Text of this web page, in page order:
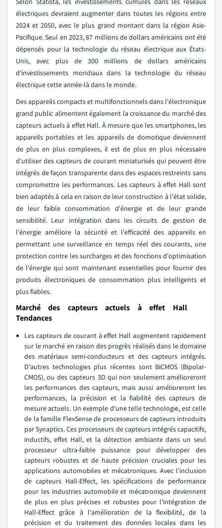
électriques devraient augmenter dans toutes les régions entre
2024 et 2050, avec le plus grand montant dans la région Asie-
Pacifique. Seul en 2023, 87 millions de dollars américains ont été
dépensés pour la technologie du réseau électrique aux États-
Unis, avec plus de 300 millions de dollars américains
d'investissements mondiaux dans la technologie du réseau
électrique cette année-là dans le monde.
Des appareils compacts et multifonctionnels dans l'électronique
grand public alimentent également la croissance du marché des
capteurs actuels à effet Hall. À mesure que les smartphones, les
appareils portables et les appareils de domotique deviennent
de plus en plus complexes, il est de plus en plus nécessaire
d'utiliser des capteurs de courant miniaturisés qui peuvent être
intégrés de façon transparente dans des espaces restreints sans
compromettre les performances. Les capteurs à effet Hall sont
bien adaptés à cela en raison de leur construction à l'état solide,
de leur faible consommation d'énergie et de leur grande
sensibilité. Leur intégration dans les circuits de gestion de
l'énergie améliore la sécurité et l'efficacité des appareils en
permettant une surveillance en temps réel des courants, une
protection contre les surcharges et des fonctions d'optimisation
de l'énergie qui sont maintenant essentielles pour fournir des
produits électroniques de consommation plus intelligents et
plus fiables.
Marché des capteurs actuels à effet Hall
Tendances
Les capteurs de courant à effet Hall augmentent rapidement
sur le marché en raison des progrès réalisés dans le domaine
des matériaux semi-conducteurs et des capteurs intégrés.
D'autres technologies plus récentes sont BiCMOS (Bipolar-
CMOS), ou des capteurs 3D qui non seulement amélioreront
les performances des capteurs, mais aussi amélioreront les
performances, la précision et la fiabilité des capteurs de
mesure actuels. Un exemple d'une telle technologie, est celle
de la famille FlexSense de processeurs de capteurs introduits
par Synaptics. Ces processeurs de capteurs intégrés capacitifs,
inductifs, effet Hall, et la détection ambiante dans un seul
processeur ultra-faible puissance pour développer des
capteurs robustes et de haute précision cruciales pour les
applications automobiles et mécatroniques. Avec l'inclusion
de capteurs Hall-Effect, les spécifications de performance
pour les industries automobile et mécatronique deviennent
de plus en plus précises et robustes pour l'intégration de
Hall-Effect grâce à l'amélioration de la flexibilité, de la
précision et du traitement des données locales dans les